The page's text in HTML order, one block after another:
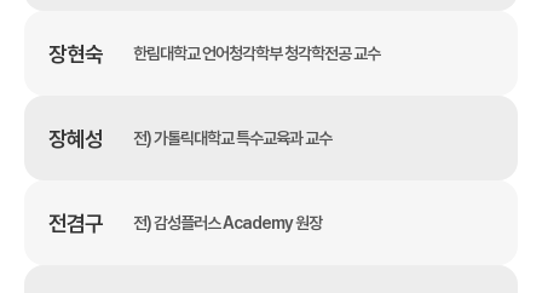
장현숙 한림대학교 언어청각학부 청각학전공 교수
장혜성 전) 가톨릭대학교 특수교육과 교수
전겸구 전) 감성플러스 Academy 원장